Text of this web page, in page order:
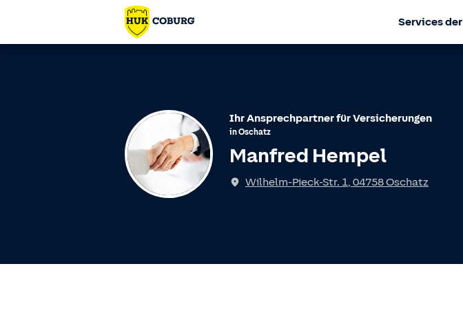
Services der
Ihr Ansprechpartner für Versicherungen
inOschatz
Manfred Hempel
Wilhelm-Pieck-Str. 1, 04758Oschatz